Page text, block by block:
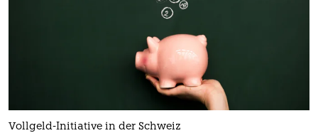
Vollgeld-Initiative in der Schweiz